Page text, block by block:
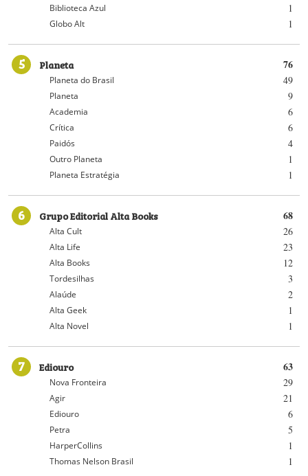
1
Biblioteca Azul
1
Globo Alt
5 76
Planeta
49
Planeta do Brasil
9
Planeta
6
Academia
6
Crítica
4
Paidós
1
Outro Planeta
1
Planeta Estratégia
6 68
Grupo Editorial Alta Books
26
Alta Cult
23
Alta Life
12
Alta Books
3
Tordesilhas
2
Alaúde
1
Alta Geek
1
Alta Novel
7 63
Ediouro
29
Nova Fronteira
21
Agir
6
Ediouro
5
Petra
1
HarperCollins
1
Thomas Nelson Brasil